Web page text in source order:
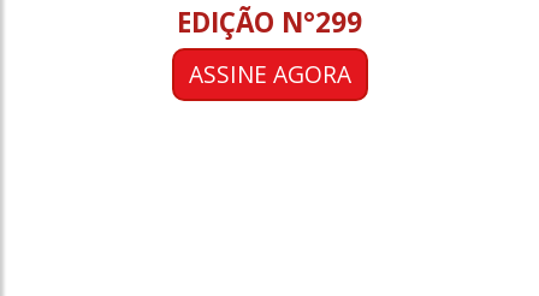
EDIÇÃO N°299
ASSINE AGORA